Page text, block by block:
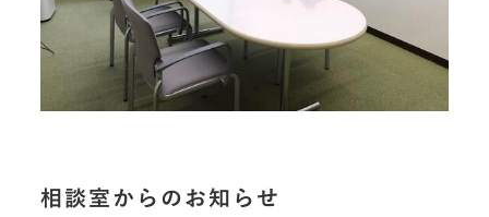
相談室からのお知らせ